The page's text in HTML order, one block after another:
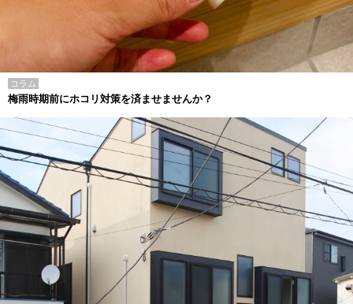
コラム
梅雨時期前にホコリ対策を済ませませんか？